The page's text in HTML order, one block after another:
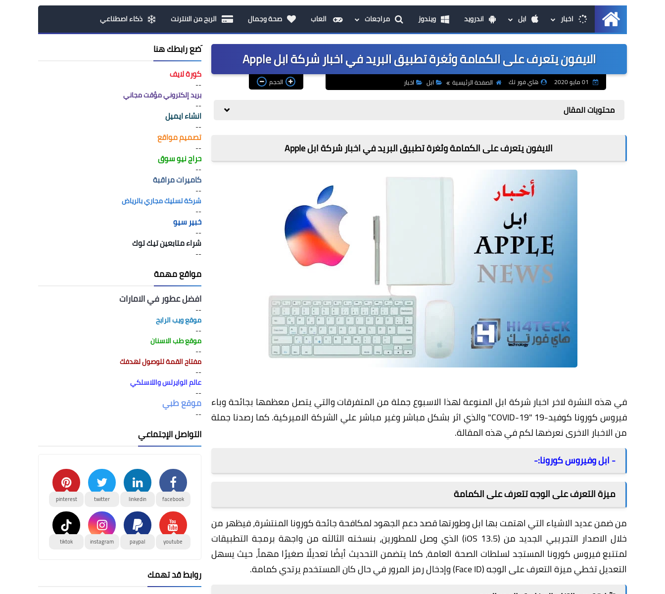
الرئيسيةاخبار ابل اندرويد ويندوز مراجعات العاب صحة وجمال الربح من الانترنت ذكاء اصطناعي
الايفون يتعرف على الكمامة وثغرة تطبيق البريد في اخبار شركة ابل Apple
هاي فور تك الصفحة الرئيسية ابل اخبار الحجم
محتويات المقال
الايفون يتعرف على الكمامة وثغرة تطبيق البريد في اخبار شركة ابل Apple
في هذه النشرة لاخر اخبار شركة ابل المنوعة لهذا الاسبوع جملة من المتفرقات والتي يتصل معظمها بجائحة وباء
فيروس كورونا كوفيد-19 "COVID-19" والذي اثر بشكل مباشر وغير مباشر علي الشركة الاميركية. كما رصدنا جملة
من الاخبار الاخرى نعرضها لكم في هذه المقالة.
- ابل وفيروس كورونا:-
ميزة التعرف على الوجه تتعرف على الكمامة
من ضمن عديد الاشياء التي اهتمت بها ابل وطورتها قصد دعم الجهود لمكافحة جائحة كورونا المنتشرة، فيظهر من
خلال الاصدار التجريبي الجديد من (iOS 13.5) الذي وصل للمطورين، بنسخته الثالثه من واجهة برمجة التطبيقات
لمتتبع فيروس كورونا المستجد لسلطات الصحة العامة، كما يتضمن التحديث أيضًا تعديلًا صغيرًا مهماً، حيث يسهل
التعديل تخطي ميزة التعرف على الوجه (Face ID) وإدخال رمز المرور في حال كان المستخدم يرتدي كمامة.
َضع رابطك هنا
كورة لايف
--
بريد إلكتروني مؤقت مجاني
--
انشاء ايميل
--
تصميم مواقع
--
حراج نيو سوق
--
كاميرات مراقبة
--
شركة تسليك مجاري بالرياض
--
خبير سيو
--
شراء متابعين تيك توك
--
مواقع مهمة
افضل عطور في الامارات
--
موقع ويب الرابح
--
موقع طب الاسنان
--
مفتاح القمة للوصول لهدفك
--
عالم الوايرلس واللاسلكي
--
موقع طبي
--
التواصل الإجتماعي
facebook
linkedin
twitter
pinterest
youtube
paypal
instagram
tiktok
روابط قد تهمك